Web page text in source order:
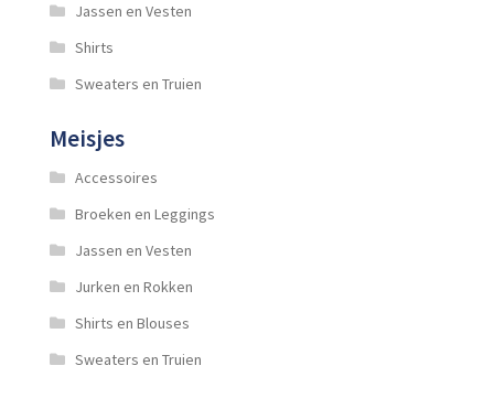
Jassen en Vesten
Shirts
Sweaters en Truien
Meisjes
Accessoires
Broeken en Leggings
Jassen en Vesten
Jurken en Rokken
Shirts en Blouses
Sweaters en Truien